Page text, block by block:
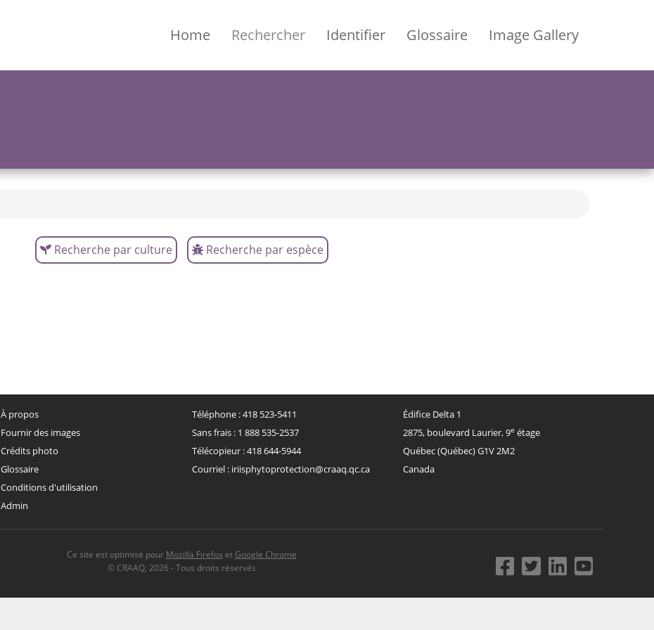
Home Rechercher Identifier Glossaire Image Gallery
Recherche par culture Recherche par espèce
À propos
Fournir des images
Crédits photo
Glossaire
Conditions d'utilisation
Admin
Téléphone :418 523-5411
Sans frais : 1 888 535-2537
Télécopieur :418 644-5944
Courriel : iriisphytoprotection@craaq.qc.ca
Édifice Delta 1
2875, boulevard Laurier, 9e étage
Québec(Québec)G1V 2M2
Canada
Ce site est optimisé pour Mozilla Firefoxet Google Chrome
© CRAAQ, 2026 Tous droits réservés